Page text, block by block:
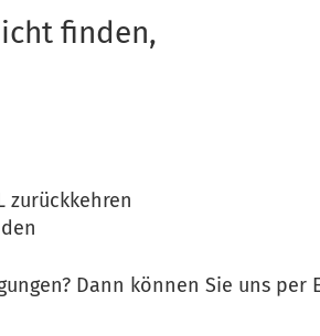
finden,
zurückkehren
Dann können Sie uns per